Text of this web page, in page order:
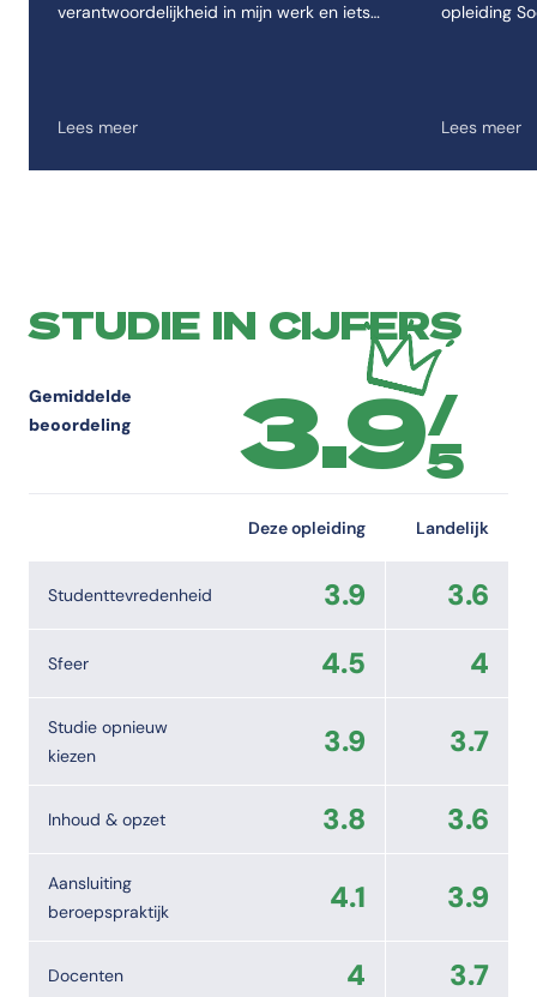
verantwoordelijkheid in mijn werk en iets
Lees meer
opleiding
Lees meer
STUDIE IN CIJFERS
Gemiddelde
beoordeling
3.9/
5
Deze opleiding Landelijk
Studenttevredenheid 3.9 3.6
Sfeer 4.5 4
Studie opnieuw
kiezen
3.9 3.7
Inhoud & opzet 3.8 3.6
Aansluiting
beroepspraktijk
4.1 3.9
Docenten 4 3.7